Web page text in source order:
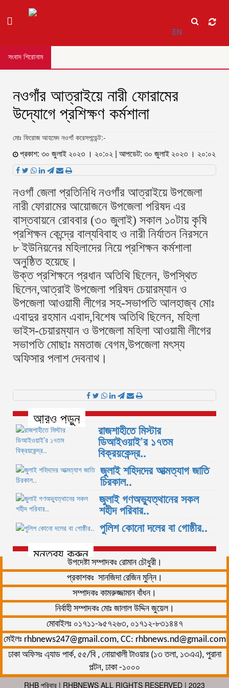
EN
সংবাদ শিরোনাম
নওগাঁর আত্রাইয়ে নারী ফোরামের
উদ্যোগে প্রশিক্ষণ কর্মশালা
মোঃ ফিরোজ আহমেদ নওগাঁ করেসপন্ডেন্ট:-
প্রকাশ: ৩০ জুলাই ২০২৩ । ২০:০২ | আপডেট: ৩০ জুলাই ২০২৩ । ২০:০২
নওগাঁ জেলা প্রতিনিধি নওগাঁর আত্রাইয়ে উপজেলা
নারী ফোরামের আয়োজনে উপজেলা পরিষদ এর
বাস্তবায়নে রোববার (৩০ জুলাই) সকাল ১০টায় কৃষি
প্রশিক্ষন কেন্দ্রে বাল্যবিবাহ ও নারী নির্যাতন নিরসনে
৮ ইউনিয়নের মহিলাদের নিয়ে প্রশিক্ষন কর্মশালা
অনুষ্ঠিত হয়েছে।
উক্ত প্রশিক্ষনে প্রধান অতিথি ছিলেন, উপস্থিত
ছিলেন,আত্রাই উপজেলা পরিষদ চেয়ারম্যান ও
উপজেলা আওয়ামী লীগের সহ-সভাপতি আলহাজ্ব মোঃ
এবাদুর রহমান এবাদ,বিশেষ অতিথি ছিলেন, মহিলা
ভাইস-চেয়ারম্যান ও উপজেলা মহিলা আওয়ামী লীগের
সভাপতি মোছাঃ মমতাজ বেগম,উপজেলা মৎস্য
অফিসার পলাশ দেবনাথ।
আরও পড়ুন
রাজশাহীতে মিস্টার
ডিআইওয়াই’র ১৭তম
বিক্রয়কেন্দ্র..
জুলাই শহিদদের আত্মত্যাগ জাতি
চিরকাল..
জুলাই গণঅভ্যুত্থানের সকল
শহীদ পরিবার..
পুলিশ কোনো দলের বা গোষ্ঠীর..
মন্তব্য করুন
উপদেষ্টা সম্পাদকঃ রোমান চৌধুরী।
প্রকাশকঃ সানজিদা রেজিন মুন্নি।
সম্পাদকঃ কামরুজ্জামান বাঁধন।
নির্বাহী সম্পাদকঃ মোঃ জালাল উদ্দিন জুয়েল।
মোবাইলঃ ০১৭১১-৯৫৭২৬৩, ০১৭১২-৮৩১৪৪৭
মেইলঃ rhbnews247@gmail.com, CC: rhbnews.nd@gmail.com
ঢাকা অফিসঃ এ্যাড পার্ক, ৫৫/বি , নোয়াখালী টাওয়ার (১৩ তলা, ১৩এএ), পুরানা
পল্টন, ঢাকা -১০০০
RHB পরিবার | RHBNEWS ALL RIGHTS RESERVED | 2023